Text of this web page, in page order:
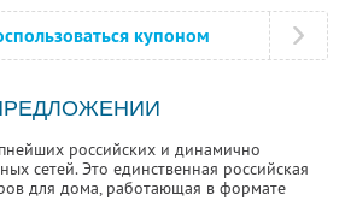
купоном
российских и динамично
сетей. Это единственная российская
для дома, работающая в формате